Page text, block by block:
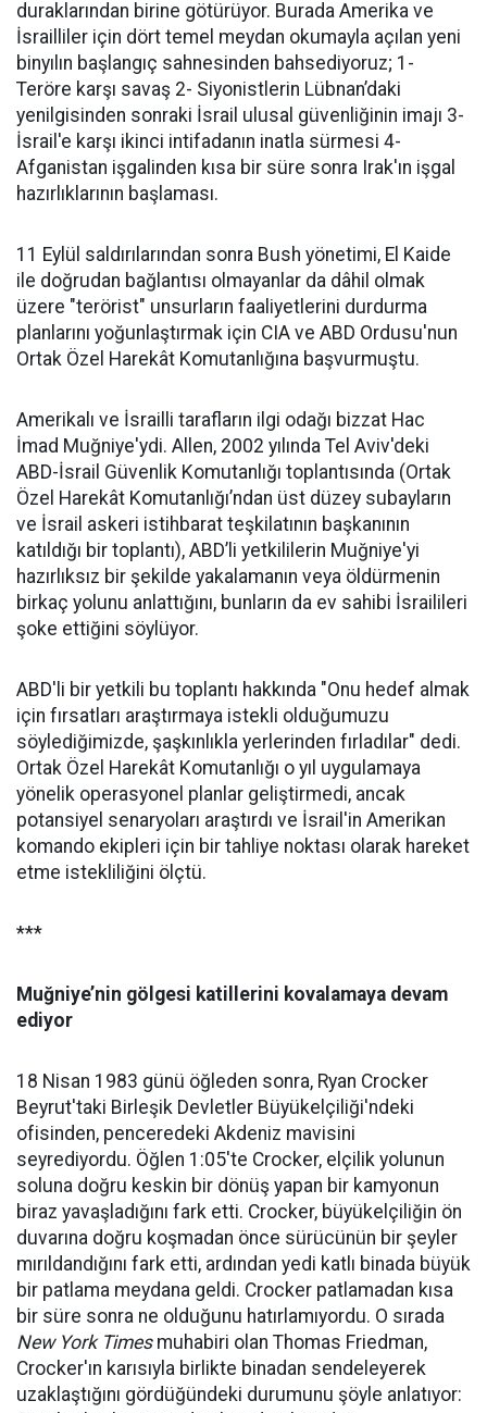
duraklarından birine götürüyor. Burada Amerika ve
İsrailliler için dört temel meydan okumayla açılan yeni
binyılın başlangıç sahnesinden bahsediyoruz; 1-
Teröre karşı savaş 2- Siyonistlerin Lübnan’daki
yenilgisinden sonraki İsrail ulusal güvenliğinin imajı 3-
İsrail'e karşı ikinci intifadanın inatla sürmesi 4-
Afganistan işgalinden kısa bir süre sonra Irak'ın işgal
hazırlıklarının başlaması.
11 Eylül saldırılarından sonra Bush yönetimi, El Kaide
ile doğrudan bağlantısı olmayanlar da dâhil olmak
üzere "terörist" unsurların faaliyetlerini durdurma
planlarını yoğunlaştırmak için CIA ve ABD Ordusu'nun
Ortak Özel Harekât Komutanlığına başvurmuştu.
Amerikalı ve İsrailli tarafların ilgi odağı bizzat Hac
İmad Muğniye'ydi. Allen, 2002 yılında Tel Aviv'deki
ABD-İsrail Güvenlik Komutanlığı toplantısında (Ortak
Özel Harekât Komutanlığı’ndan üst düzey subayların
ve İsrail askeri istihbarat teşkilatının başkanının
katıldığı bir toplantı), ABD’li yetkililerin Muğniye'yi
hazırlıksız bir şekilde yakalamanın veya öldürmenin
birkaç yolunu anlattığını, bunların da ev sahibi İsrailileri
şoke ettiğini söylüyor.
ABD'li bir yetkili bu toplantı hakkında "Onu hedef almak
için fırsatları araştırmaya istekli olduğumuzu
söylediğimizde, şaşkınlıkla yerlerinden fırladılar" dedi.
Ortak Özel Harekât Komutanlığı o yıl uygulamaya
yönelik operasyonel planlar geliştirmedi, ancak
potansiyel senaryoları araştırdı ve İsrail'in Amerikan
komando ekipleri için bir tahliye noktası olarak hareket
etme istekliliğini ölçtü.
***
Muğniye’nin gölgesi katillerini kovalamaya devam
ediyor
18 Nisan 1983 günü öğleden sonra, Ryan Crocker
Beyrut'taki Birleşik Devletler Büyükelçiliği'ndeki
ofisinden, penceredeki Akdeniz mavisini
seyrediyordu. Öğlen 1:05'te Crocker, elçilik yolunun
soluna doğru keskin bir dönüş yapan bir kamyonun
biraz yavaşladığını fark etti. Crocker, büyükelçiliğin ön
duvarına doğru koşmadan önce sürücünün bir şeyler
mırıldandığını fark etti, ardından yedi katlı binada büyük
bir patlama meydana geldi. Crocker patlamadan kısa
bir süre sonra ne olduğunu hatırlamıyordu. O sırada
New York Timesmuhabiri olan Thomas Friedman,
Crocker'ın karısıyla birlikte binadan sendeleyerek
uzaklaştığını gördüğündeki durumunu şöyle anlatıyor: